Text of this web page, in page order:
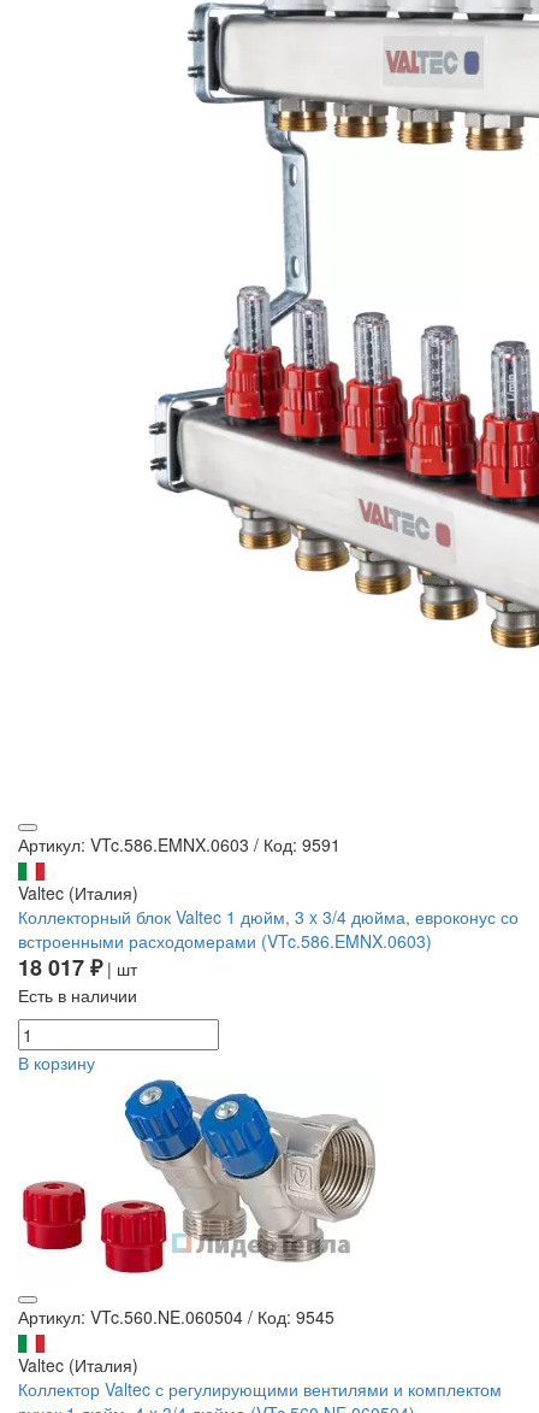
Артикул: VTc.586.EMNX.0603 / Код: 9591
Valtec (Италия)
Коллекторный блок Valtec 1 дюйм, 3 x 3/4 дюйма, евроконус со
встроенными расходомерами (VTc.586.EMNX.0603)
18 017 ₽| шт
Есть в наличии
В корзину
Артикул: VTc.560.NE.060504 / Код: 9545
Valtec (Италия)
Коллектор Valtec с регулирующими вентилями и комплектом